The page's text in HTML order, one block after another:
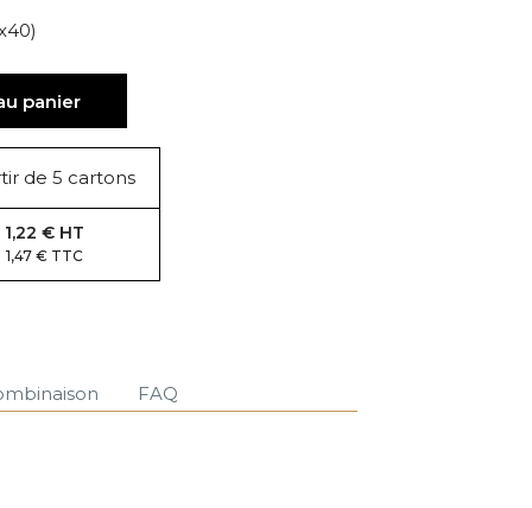
panier
de 5 cartons
1,22 € HT
1,47 € TTC
FAQ